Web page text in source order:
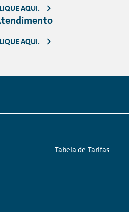
AQUI.
AQUI.
Links:
Tabela de Tarifas